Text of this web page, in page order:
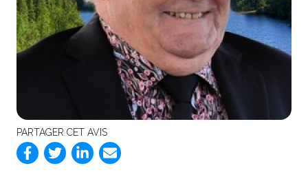
PARTAGER CET AVIS